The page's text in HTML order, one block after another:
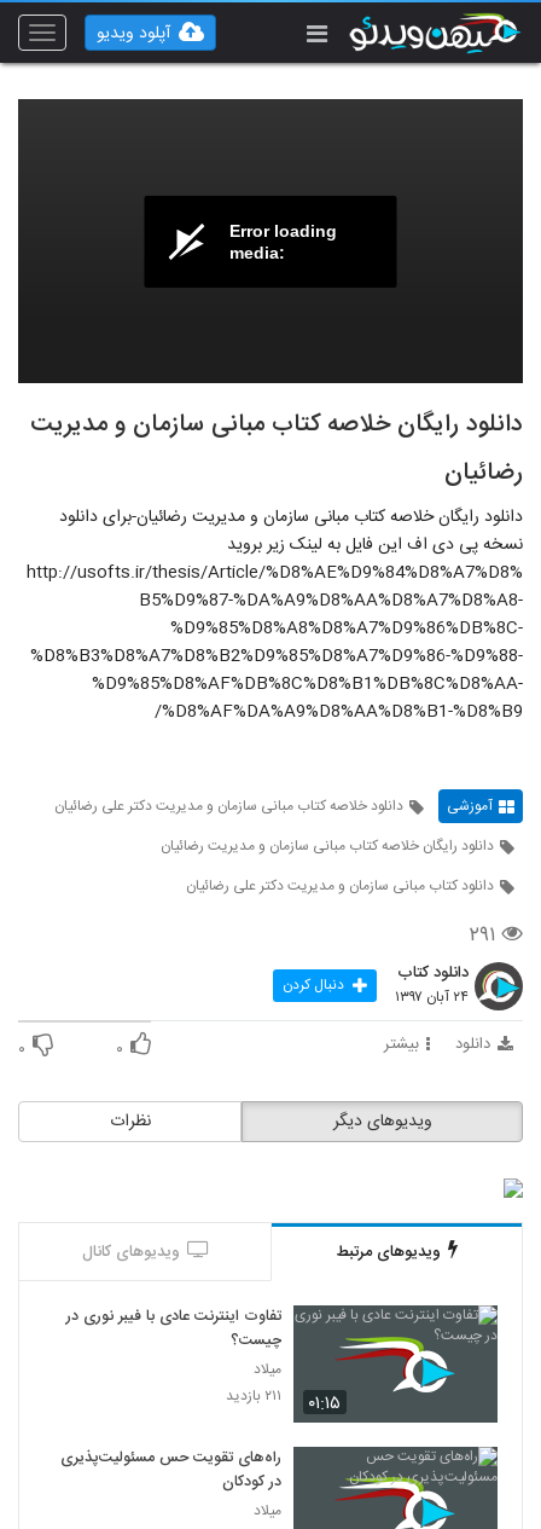
Toggle
آپلود ویدیو
Error loading
media:
دانلود رایگان خلاصه کتاب مبانی سازمان و مدیریت
رضائیان
دانلود رایگان خلاصه کتاب مبانی سازمان و مدیریت رضائیان-برای دانلود
نسخه پی دی اف این فایل به لینک زیر بروید
http://usofts.ir/thesis/Article/%D8%AE%D9%84%D8%A7%D8%
B5%D9%87-%DA%A9%D8%AA%D8%A7%D8%A8-
%D9%85%D8%A8%D8%A7%D9%86%DB%8C-
%D8%B3%D8%A7%D8%B2%D9%85%D8%A7%D9%86-%D9%88-
%D9%85%D8%AF%DB%8C%D8%B1%DB%8C%D8%AA-
%D8%AF%DA%A9%D8%AA%D8%B1-%D8%B9/
آموزشی
دانلود خلاصه کتاب مبانی سازمان و مدیریت دکتر علی رضائیان
دانلود رایگان خلاصه کتاب مبانی سازمان و مدیریت رضائیان
دانلود کتاب مبانی سازمان و مدیریت دکتر علی رضائیان
۲۹۱
دانلود کتاب
۲۴ آبان ۱۳۹۷ دنبال کردن
دانلود بیشتر ۰ ۰
نظرات ویدیوهای دیگر
ویدیوهای مرتبط ویدیوهای کانال
۰۱:۱۵
تفاوت اینترنت عادی با فیبر نوری در
چیست؟
میلاد
۲۱۱ بازدید
راه‌های تقویت حس مسئولیت‌پذیری
در کودکان
میلاد